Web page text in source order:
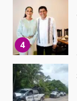
5